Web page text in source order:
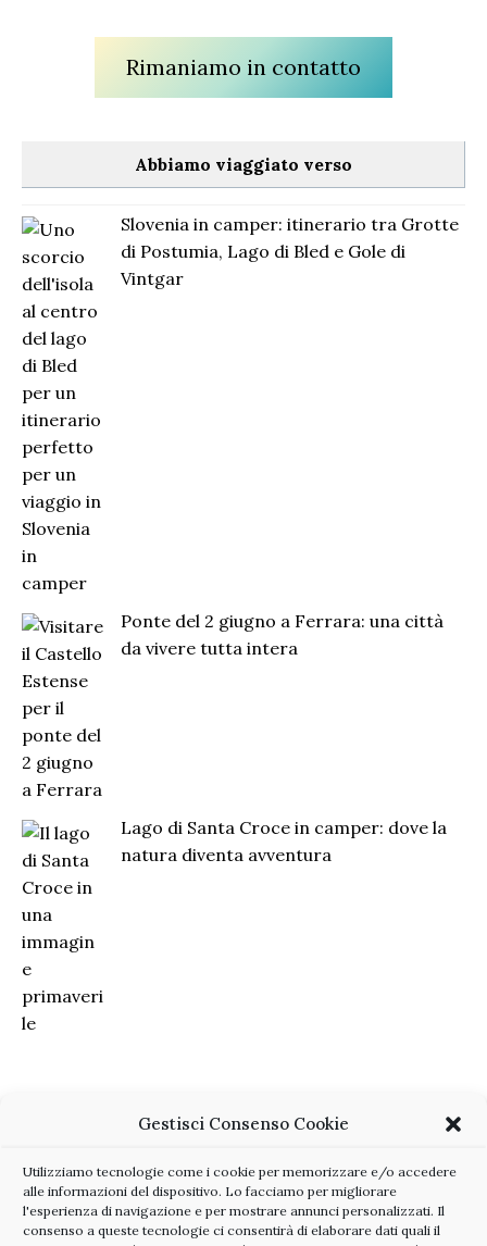
Gestisci Consenso Cookie
Utilizziamo tecnologie come i cookie per memorizzare e/o accedere
alle informazioni del dispositivo. Lo facciamo per migliorare
l'esperienza di navigazione e per mostrare annunci personalizzati. Il
consenso a queste tecnologie ci consentirà di elaborare dati quali il
Rimaniamo in contatto
Abbiamo viaggiato verso
Slovenia in camper: itinerario tra Grotte
di Postumia, Lago di Bled e Gole di
Vintgar
Ponte del 2 giugno a Ferrara: una città
da vivere tutta intera
Lago di Santa Croce in camper: dove la
natura diventa avventura